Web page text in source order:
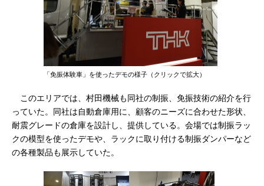
「免振体験車」を使ったデモの様子（クリックで拡大）
このエリアでは、村田機械も同社の制振、免振技術の紹介を行
っていた。同社は自動倉庫用に、顧客のニーズに合わせた形状、
耐震グレードの倉庫を設計し、提供している。会場では制振ラッ
クの模型を使ったデモや、ラックに取り付ける制振ダンパーなど
の各種製品も展示していた。